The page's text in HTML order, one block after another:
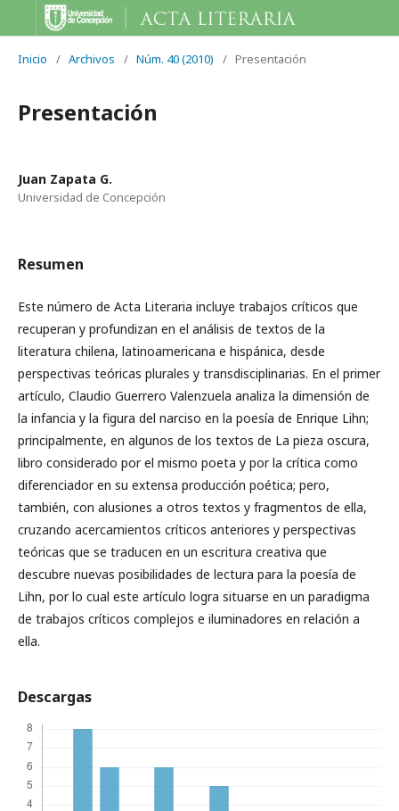
Inicio / Archivos / Núm. 40 (2010) / Presentación
Presentación
Juan Zapata G.
Universidad de Concepción
Resumen
Este número de Acta Literaria incluye trabajos críticos que
recuperan y profundizan en el análisis de textos de la
literatura chilena, latinoamericana e hispánica, desde
perspectivas teóricas plurales y transdisciplinarias. En el primer
artículo, Claudio Guerrero Valenzuela analiza la dimensión de
la infancia y la figura del narciso en la poesía de Enrique Lihn;
principalmente, en algunos de los textos de La pieza oscura,
libro considerado por el mismo poeta y por la crítica como
diferenciador en su extensa producción poética; pero,
también, con alusiones a otros textos y fragmentos de ella,
cruzando acercamientos críticos anteriores y perspectivas
teóricas que se traducen en un escritura creativa que
descubre nuevas posibilidades de lectura para la poesía de
Lihn, por lo cual este artículo logra situarse en un paradigma
de trabajos críticos complejos e iluminadores en relación a
ella.
Descargas